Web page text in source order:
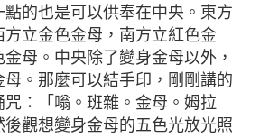
點的也是可以供奉在中央。東方
方立金色金母，南方立紅色金
母。中央除了變身金母以外，
。那麼可以結手印，剛剛講的
咒：「嗡。班雜。金母。姆拉
後觀想變身金母的五色光放光照